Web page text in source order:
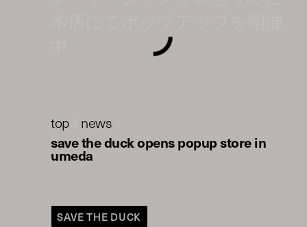
top/ news
save the duck opens popup store in
umeda
SAVE THE DUCK